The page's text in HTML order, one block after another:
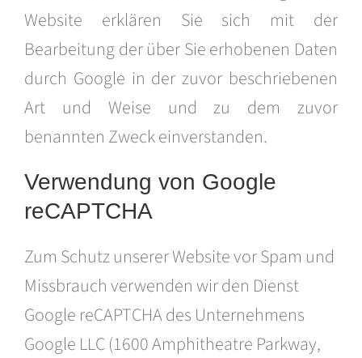
Website erklären Sie sich mit der
Bearbeitung der über Sie erhobenen Daten
durch Google in der zuvor beschriebenen
Art und Weise und zu dem zuvor
benannten Zweck einverstanden.
Verwendung von Google
reCAPTCHA
Zum Schutz unserer Website vor Spam und
Missbrauch verwenden wir den Dienst
Google reCAPTCHA des Unternehmens
Google LLC (1600 Amphitheatre Parkway,